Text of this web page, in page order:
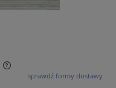
płatności
sprawdź formy dostawy